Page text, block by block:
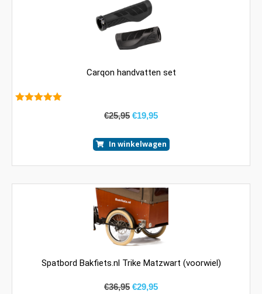
Carqon handvatten set
€25,95 €19,95
In winkelwagen
Spatbord Bakfiets.nl Trike Matzwart (voorwiel)
€36,95 €29,95